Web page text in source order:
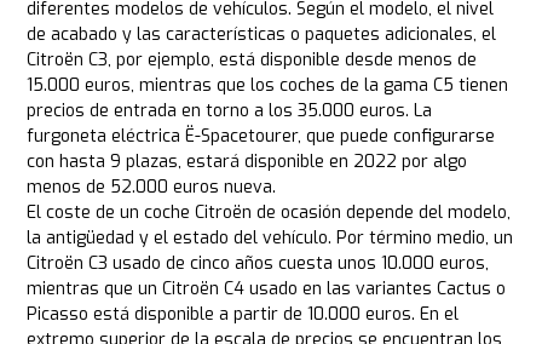
diferentes modelos de vehículos. Según el modelo, el nivel
de acabado y las características o paquetes adicionales, el
Citroën C3, por ejemplo, está disponible desde menos de
15.000 euros, mientras que los coches de la gama C5 tienen
precios de entrada en torno a los 35.000 euros. La
furgoneta eléctrica Ë-Spacetourer, que puede configurarse
con hasta 9 plazas, estará disponible en 2022 por algo
menos de 52.000 euros nueva.
El coste de un coche Citroën de ocasión depende del modelo,
la antigüedad y el estado del vehículo. Por término medio, un
Citroën C3 usado de cinco años cuesta unos 10.000 euros,
mientras que un Citroën C4 usado en las variantes Cactus o
Picasso está disponible a partir de 10.000 euros. En el